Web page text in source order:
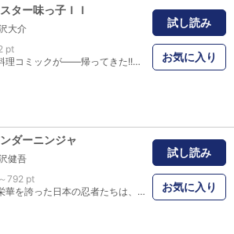
ター味っ子ＩＩ
大介
pt
伝説の料理コミックが――帰ってきた!! 天才少年料理人「ミスター味っ子」こと味吉陽一（あじよし・よういち）が、海外放浪を始めてはや７年――。安ウマ＆大評判の日之出（ひので）食堂に、まさかの“立ち退き”計画が!! 大事な店を守るべく、14歳になった陽一の息子・陽太（ようた）が、初めての料理バトル「ラーメン対決」に!! そしてついに帰国した陽一も……パワーアップした戦友たちと“超ウマいもの”を追求するぞっ!!
試し読み
お気に入り
ダーニンジャ
健吾
792 pt
かつて栄華を誇った日本の忍者たちは、戦後GHQによって組織を解体させられ消滅した。しかし、実は今でも忍者は秘密裏に存在しており、その数は20万人とも言われている。そして一部の精鋭忍者は国家レベルの争いごとの裏で暗躍していた。一方で、末端の忍者は仕事にありつけないことも多く、その一人・雲隠九郎もニート同然の暮らしをしていた。しかし、そんな九郎のもとについに重大な「忍務」が‥‥！
試し読み
お気に入り